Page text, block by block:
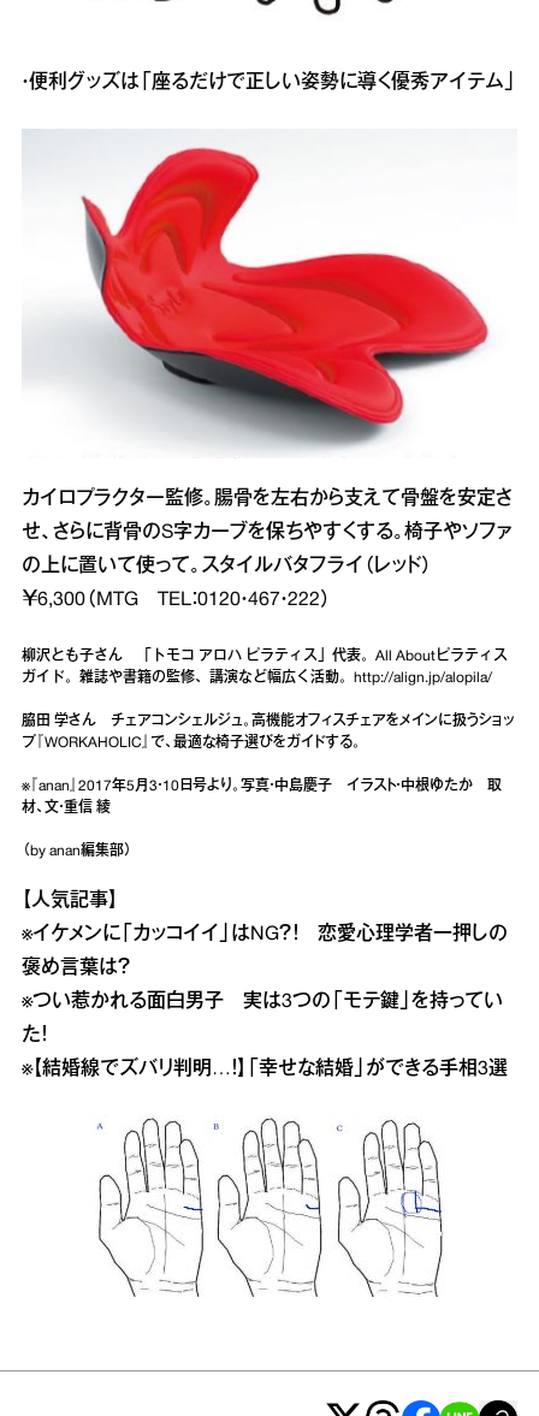
・便利グッズは「座るだけで正しい姿勢に導く優秀アイテム」
カイロプラクター監修。腸骨を左右から支えて骨盤を安定さ
せ、さらに背骨のS字カーブを保ちやすくする。椅子やソファ
の上に置いて使って。スタイルバタフライ（レッド）
￥6,300（MTG TEL：0120・467・222）
柳沢とも子さん 「トモコ アロハ ピラティス」代表。All Aboutピラティス
ガイド。雑誌や書籍の監修、講演など幅広く活動。http://align.jp/alopila/
脇田 学さん チェアコンシェルジュ。高機能オフィスチェアをメインに扱うショッ
プ『WORKAHOLIC』で、最適な椅子選びをガイドする。
※『anan』2017年5月3・10日号より。写真・中島慶子 イラスト・中根ゆたか 取
材、文・重信 綾
（by anan編集部）
【人気記事】
※イケメンに「カッコイイ」はNG？！ 恋愛心理学者一押しの
褒め言葉は？
※つい惹かれる面白男子 実は3つの「モテ鍵」を持ってい
た！
※【結婚線でズバリ判明…！】「幸せな結婚」ができる手相3選